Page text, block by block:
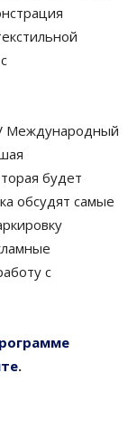
Международный
будет
обсудят самые
с
.